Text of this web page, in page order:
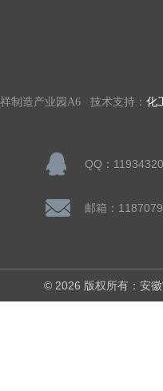
制造产业园A6 技术支持： 化
QQ：
邮箱：
© 2026 版权所有：安